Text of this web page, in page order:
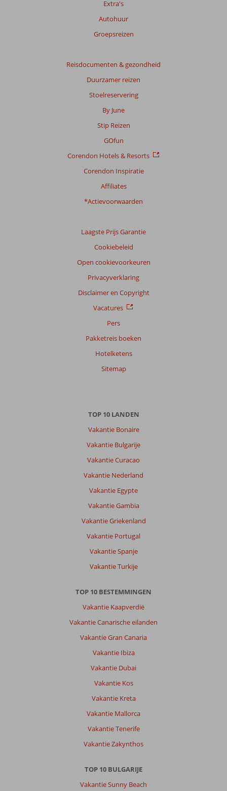
Extra's
Autohuur
Groepsreizen
Reisdocumenten & gezondheid
Duurzamer reizen
Stoelreservering
By June
Stip Reizen
GOfun
Corendon Hotels & Resorts
Corendon Inspiratie
Affiliates
*Actievoorwaarden
Laagste Prijs Garantie
Cookiebeleid
Open cookievoorkeuren
Privacyverklaring
Disclaimer en Copyright
Vacatures
Pers
Pakketreis boeken
Hotelketens
Sitemap
TOP 10 LANDEN
Vakantie Bonaire
Vakantie Bulgarije
Vakantie Curacao
Vakantie Nederland
Vakantie Egypte
Vakantie Gambia
Vakantie Griekenland
Vakantie Portugal
Vakantie Spanje
Vakantie Turkije
TOP 10 BESTEMMINGEN
Vakantie Kaapverdië
Vakantie Canarische eilanden
Vakantie Gran Canaria
Vakantie Ibiza
Vakantie Dubai
Vakantie Kos
Vakantie Kreta
Vakantie Mallorca
Vakantie Tenerife
Vakantie Zakynthos
TOP 10 BULGARIJE
Vakantie Sunny Beach